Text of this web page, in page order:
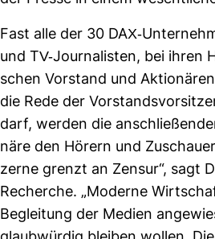
Fast alle der 30 DAX-​
und TV-​Jour­na­listen, bei ihren
schen Vor­stand und
die Rede der
darf, werden die
näre den Hörern und
zerne grenzt an Zensur“, sagt
Recherche. „Moderne
Beglei­tung der Medien